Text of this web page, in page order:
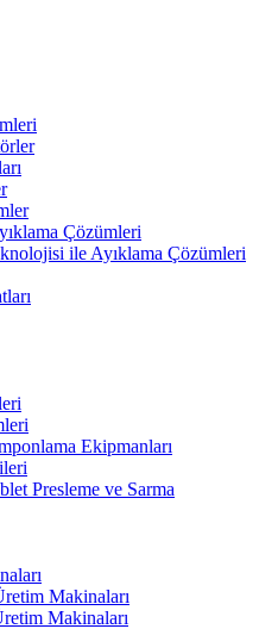
Çözümleri
ile Ayıklama Çözümleri
Ekipmanları
Presleme ve Sarma
Makinaları
Makinaları